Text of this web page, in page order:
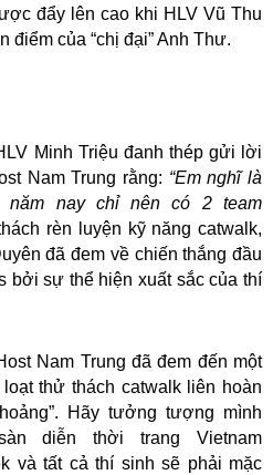
đẩy lên cao khi HLV Vũ Thu
của “chị đại” Anh Thư.
Minh Triệu đanh thép gửi lời
Nam Trung rằng: “Em nghĩ là
năm nay chỉ nên có 2 team
rèn luyện kỹ năng catwalk,
đã đem về chiến thắng đầu
bởi sự thể hiện xuất sắc của thí
Nam Trung đã đem đến một
thử thách catwalk liên hoàn
Hãy tưởng tượng mình
diễn thời trang Vietnam
và tất cả thí sinh sẽ phải mặc